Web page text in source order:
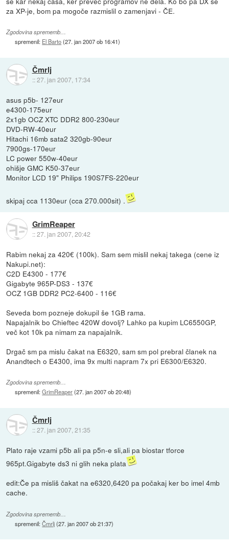
za XP-je, bom pa mogoče razmislil o zamenjavi - ČE.
Zgodovina sprememb…
spremenil: El Barto(27. jan 2007 ob 16:41)
Čmrlj
::27. jan 2007, 17:34
asus p5b- 127eur
e4300-175eur
2x1gb OCZ XTC DDR2 800-230eur
DVD-RW-40eur
Hitachi 16mb sata2 320gb-90eur
7900gs-170eur
LC power 550w-40eur
ohišje GMC K50-37eur
Monitor LCD 19" Philips 190S7FS-220eur
skipaj cca 1130eur (cca 270.000sit) .
GrimReaper
::27. jan 2007, 20:42
Rabim nekaj za 420€ (100k). Sam sem mislil nekaj takega (cene iz
Nakupi.net):
C2D E4300 - 177€
Gigabyte 965P-DS3 - 137€
OCZ 1GB DDR2 PC2-6400 - 116€
Seveda bom pozneje dokupil še 1GB rama.
Napajalnik bo Chieftec 420W dovolj? Lahko pa kupim LC6550GP,
več kot 10k pa nimam za napajalnik.
Drgač sm pa mislu čakat na E6320, sam sm pol prebral članek na
Anandtech o E4300, ima 9x multi napram 7x pri E6300/E6320.
Zgodovina sprememb…
spremenil:GrimReaper(27. jan 2007 ob 20:48)
Čmrlj
::27. jan 2007, 21:35
Plato raje vzami p5b ali pa p5n-e sli,ali pa biostar tforce
965pt.Gigabyte ds3 ni glih neka plata
edit:Če pa misliš čakat na e6320,6420 pa počakaj ker bo imel 4mb
cache.
Zgodovina sprememb…
spremenil:Čmrlj(27. jan 2007 ob 21:37)